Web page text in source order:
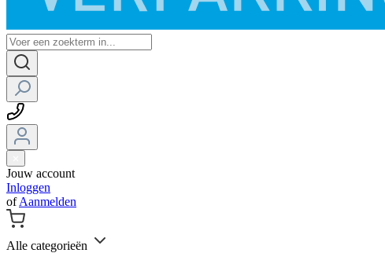
Jouw account
Inloggen
ofAanmelden
Alle categorieën